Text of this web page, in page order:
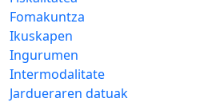
Fomakuntza
Ikuskapen
Ingurumen
Intermodalitate
Jardueraren datuak